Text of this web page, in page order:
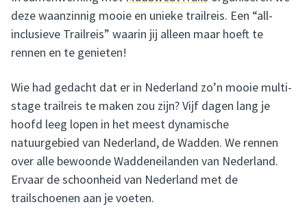
deze waanzinnig mooie en unieke trailreis. Een “all-
inclusieve Trailreis” waarin jij alleen maar hoeft te
rennen en te genieten!
Wie had gedacht dat er in Nederland zo’n mooie multi-
stage trailreis te maken zou zijn? Vijf dagen lang je
hoofd leeg lopen in het meest dynamische
natuurgebied van Nederland, de Wadden. We rennen
over alle bewoonde Waddeneilanden van Nederland.
Ervaar de schoonheid van Nederland met de
trailschoenen aan je voeten.